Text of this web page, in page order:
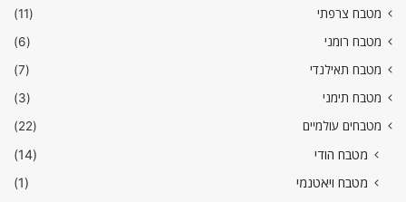
מטבח צרפתי
(11)
מטבח רומני
(6)
מטבח תאילנדי
(7)
מטבח תימני
(3)
מטבחים עולמיים
(22)
מטבח הודי
(14)
מטבח ויאטנמי
(1)